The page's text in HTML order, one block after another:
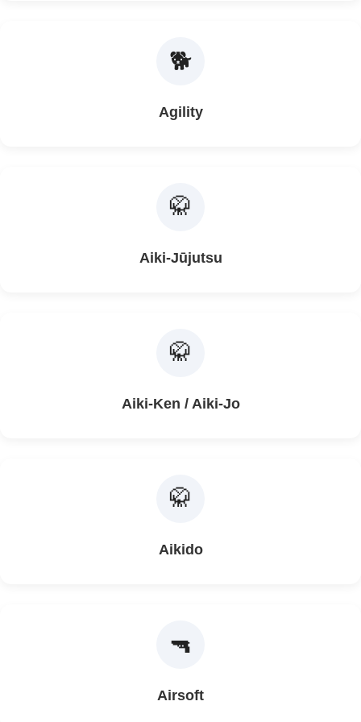
🐕
Agility
🥋
Aiki-Jūjutsu
🥋
Aiki-Ken / Aiki-Jo
🥋
Aikido
🔫
Airsoft